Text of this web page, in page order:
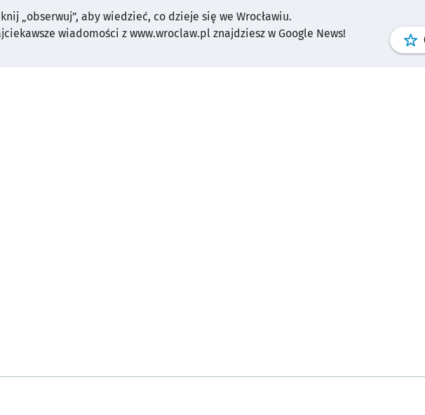
„obserwuj”, aby wiedzieć, co dzieje się we Wrocławiu.
wiadomości z www.wroclaw.pl znajdziesz w Google News!